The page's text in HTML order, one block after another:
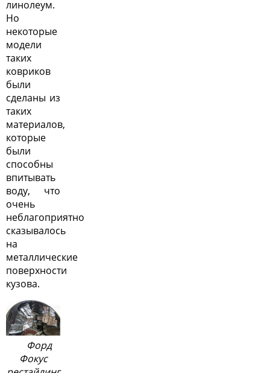
линолеум.
Но
некоторые
модели
таких
ковриков
были
сделаны из
таких
материалов,
которые
были
способны
впитывать
воду, что
очень
неблагоприятно
сказывалось
на
металлические
поверхности
кузова.
Форд
Фокус